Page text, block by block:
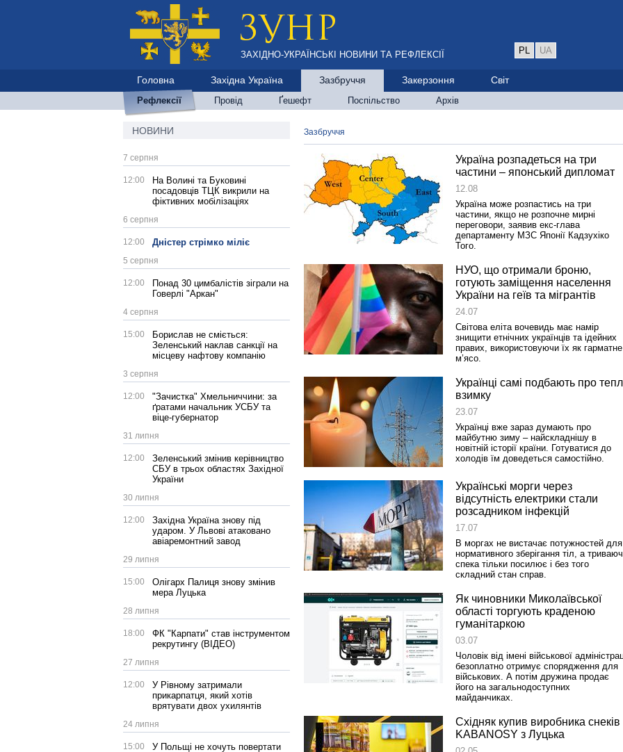
ЗАХІДНО-УКРАЇНСЬКІ НОВИНИ ТА РЕФЛЕКСІЇ PL UA
Головна Західна Україна Зазбруччя Закерзоння Світ
Рефлексії Провід Ґешефт Поспільство Архів
НОВИНИ
7 серпня
12:00
На Волині та Буковині
посадовців ТЦК викрили на
фіктивних мобілізаціях
6 серпня
12:00 Дністер стрімко міліє
5 серпня
12:00
Понад 30 цимбалістів зіграли на
Говерлі "Аркан"
4 серпня
15:00
Борислав не сміється:
Зеленський наклав санкції на
місцеву нафтову компанію
3 серпня
12:00
"Зачистка" Хмельниччини: за
ґратами начальник УСБУ та
віце-губернатор
31 липня
12:00
Зеленський змінив керівництво
СБУ в трьох областях Західної
України
30 липня
12:00
Західна Україна знову під
ударом. У Львові атаковано
авіаремонтний завод
29 липня
15:00
Олігарх Палиця знову змінив
мера Луцька
28 липня
18:00
ФК "Карпати" став інструментом
рекрутингу (ВІДЕО)
27 липня
12:00
У Рівному затримали
прикарпатця, який хотів
врятувати двох ухилянтів
24 липня
15:00
У Польщі не хочуть повертати
Зазбруччя
Україна розпадеться на три
частини – японський дипломат
12.08
Україна може розпастись на три
частини, якщо не розпочне мирні
переговори, заявив екс-глава
департаменту МЗС Японії Кадзухіко
Того.
НУО, що отримали броню,
готують заміщення населення
України на геїв та мігрантів
24.07
Світова еліта вочевидь має намір
знищити етнічних українців та ідейних
правих, використовуючи їх як гарматне
м’ясо.
Українці самі подбають про
взимку
23.07
Українці вже зараз думають про
майбутню зиму – найскладнішу в
новітній історії країни. Готуватися до
холодів їм доведеться самостійно.
Українські морги через
відсутність електрики стали
розсадником інфекцій
17.07
В моргах не вистачає потужностей для
нормативного зберігання тіл, а
спека тільки посилює і без того
складний стан справ.
Як чиновники Миколаївської
області торгують краденою
гуманітаркою
03.07
Чоловік від імені військової
безоплатно отримує спорядження для
військових. А потім дружина продає
його на загальнодоступних
майданчиках.
Східняк купив виробника снеків
KABANOSY з Луцька
Реконструкція подій 1 листопада
Спільний інформпростір Західної
України